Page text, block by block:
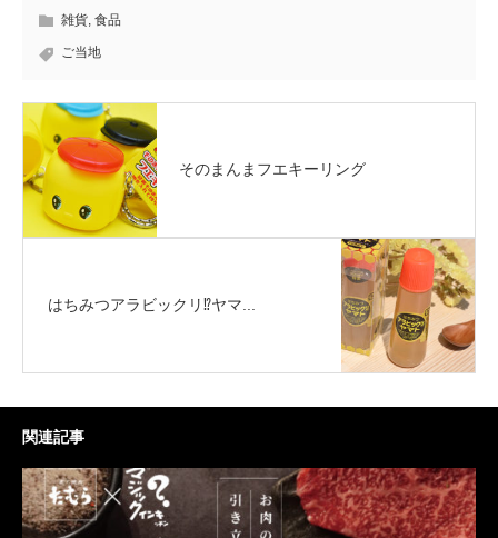
雑貨, 食品
ご当地
そのまんまフエキーリング
はちみつアラビックリ⁉ヤマ...
関連記事